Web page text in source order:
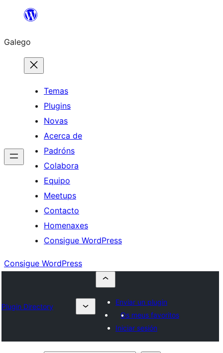
Saltar
contido
Galego
Temas
Plugins
Novas
Acerca de
Padróns
Colabora
Equipo
Meetups
Contacto
Homenaxes
Consigue WordPress
Consigue WordPress
Plugin Directory
Enviar un plugin
Os meus favoritos
Iniciar sesión